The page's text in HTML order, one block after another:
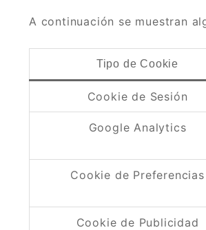
A continuación se muestran
Tipo de Cookie
Cookie de Sesión
Google Analytics
Cookie de Preferencias
Cookie de Publicidad